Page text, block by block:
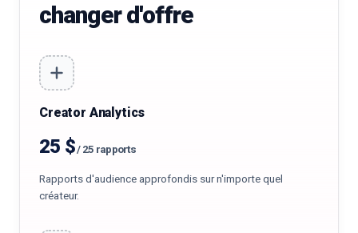
changer d'offre
Creator Analytics
25 $/25 rapports
Rapports d'audience approfondis sur n'importe quel
créateur.